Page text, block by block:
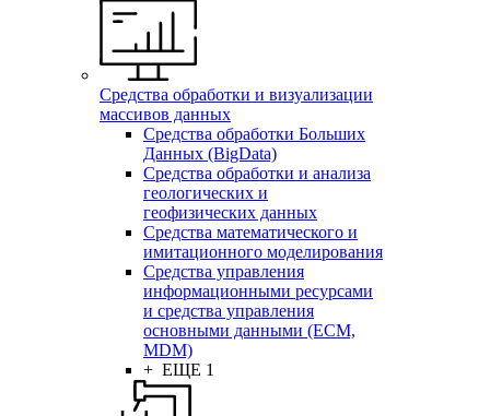
Средства обработки и визуализации
массивов данных
Средства обработки Больших
Данных (BigData)
Средства обработки и анализа
геологических и
геофизических данных
Средства математического и
имитационного моделирования
Средства управления
информационными ресурсами
и средства управления
основными данными (ECM,
MDM)
+ ЕЩЕ 1